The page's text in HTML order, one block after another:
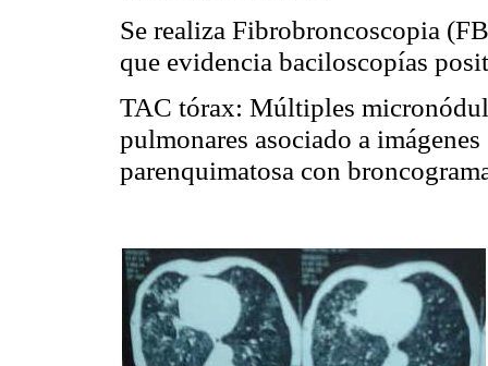
Se realiza Fibrobroncoscopia
que evidencia baciloscopías
TAC tórax: Múltiples
pulmonares asociado a
parenquimatosa con